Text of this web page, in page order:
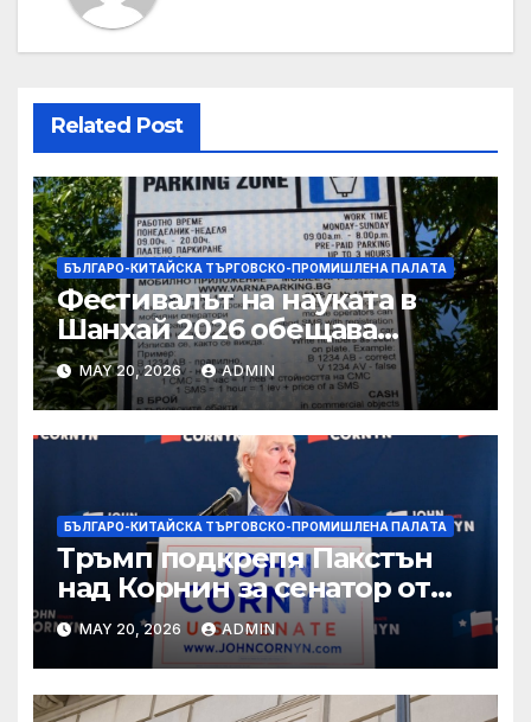
Related Post
БЪЛГАРО-КИТАЙСКА ТЪРГОВСКО-ПРОМИШЛЕНА ПАЛAТА
Фестивалът на науката в
Шанхай 2026 обещава
вълнуващи научно-
технологични иновации
MAY 20, 2026 ADMIN
БЪЛГАРО-КИТАЙСКА ТЪРГОВСКО-ПРОМИШЛЕНА ПАЛAТА
Тръмп подкрепя Пакстън
над Корнин за сенатор от
Тексас в шокираща
подкрепа
MAY 20, 2026 ADMIN